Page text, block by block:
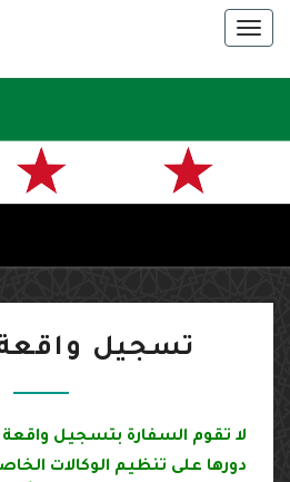
سفارة
العربية
السورية
في باريس
واقعة تسجيل
دورها على تنظيم الوكالات